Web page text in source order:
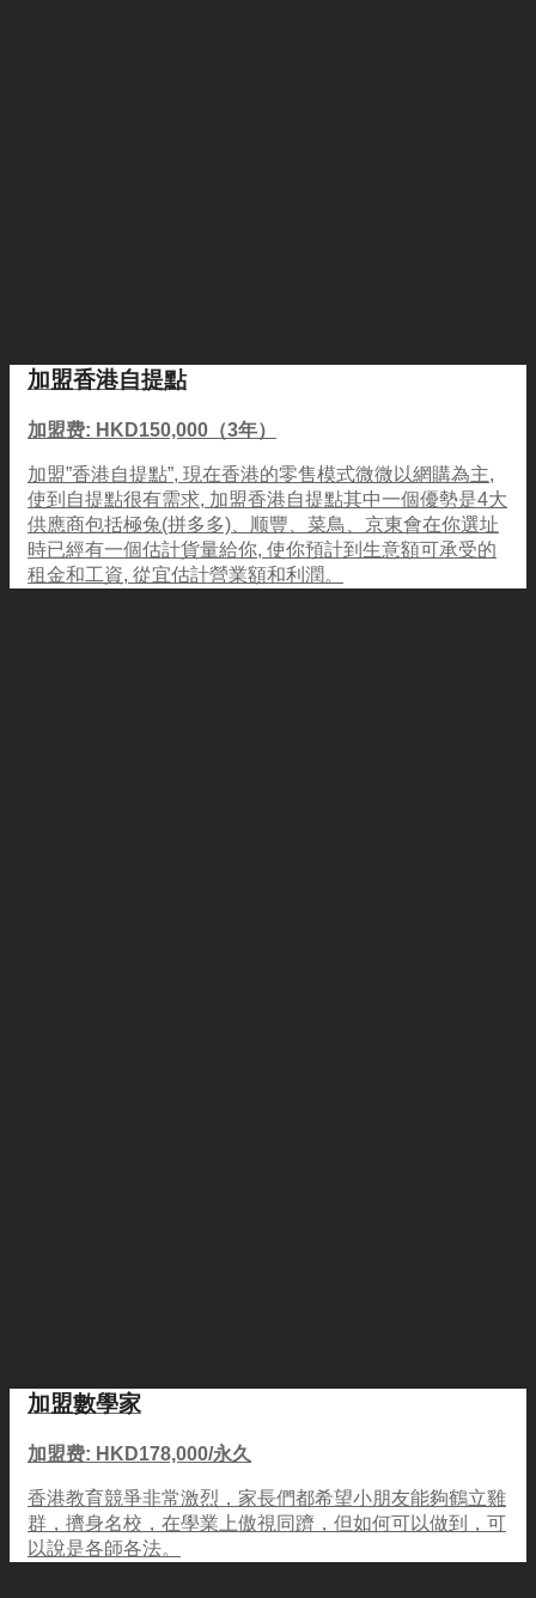
加盟香港自提點
加盟费: HKD150,000（3年）
加盟”香港自提點”, 現在香港的零售模式微微以網購為主,
使到自提點很有需求, 加盟香港自提點其中一個優勢是4大
供應商包括極兔(拼多多)、顺豐、菜鳥、京東會在你選址
時已經有一個估計貨量給你, 使你預計到生意額可承受的
租金和工資, 從宜估計營業額和利潤。
加盟數學家
加盟费: HKD178,000/永久
香港教育競爭非常激烈，家長們都希望小朋友能夠鶴立雞
群，擠身名校，在學業上傲視同躋，但如何可以做到，可
以說是各師各法。